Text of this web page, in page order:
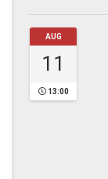
AUG
11
13:00